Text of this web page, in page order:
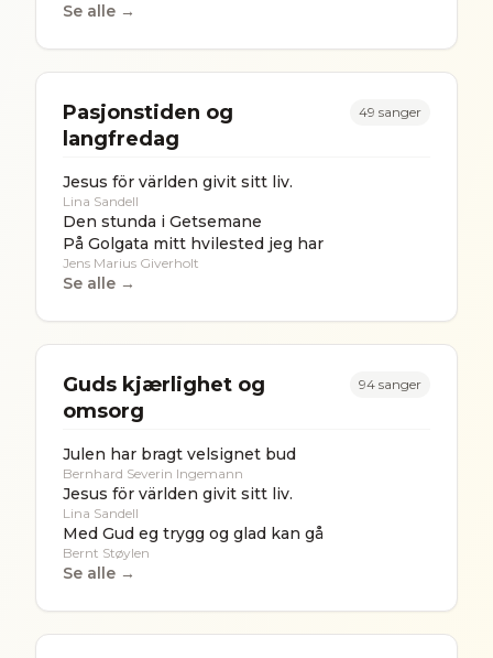
Se alle →
Pasjonstiden og
langfredag
49 sanger
Jesus för världen givit sitt liv.
Lina Sandell
Den stunda i Getsemane
På Golgata mitt hvilested jeg har
Jens Marius Giverholt
Se alle →
Guds kjærlighet og
omsorg
94 sanger
Julen har bragt velsignet bud
Bernhard Severin Ingemann
Jesus för världen givit sitt liv.
Lina Sandell
Med Gud eg trygg og glad kan gå
Bernt Støylen
Se alle →